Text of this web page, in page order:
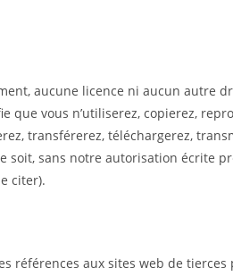
aucune licence ni aucun autre
que vous n’utiliserez, copierez,
transférerez, téléchargerez,
soit, sans notre autorisation
citer).
références aux sites web de